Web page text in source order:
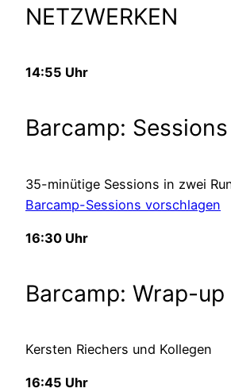
NETZWERKEN
14:55 Uhr
Barcamp:
35-minütige Sessions in zwei
Barcamp-Sessions vorschlagen
16:30 Uhr
Barcamp: Wrap-up
Kersten Riechers und Kollegen
16:45 Uhr